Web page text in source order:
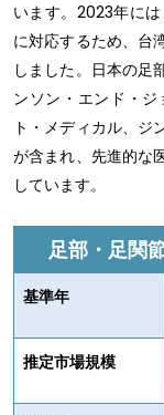
います。2023年に
に対応するため、台
しました。日本の足
ンソン・エンド・
ト・メディカル、ジ
が含まれ、先進的な
しています。
足部・足関
基準年
推定市場規模